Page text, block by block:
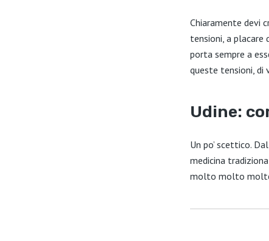
Chiaramente devi
tensioni, a placare
porta sempre a
queste tensioni, di
Udine:
Un po’ scettico.
medicina
molto molto